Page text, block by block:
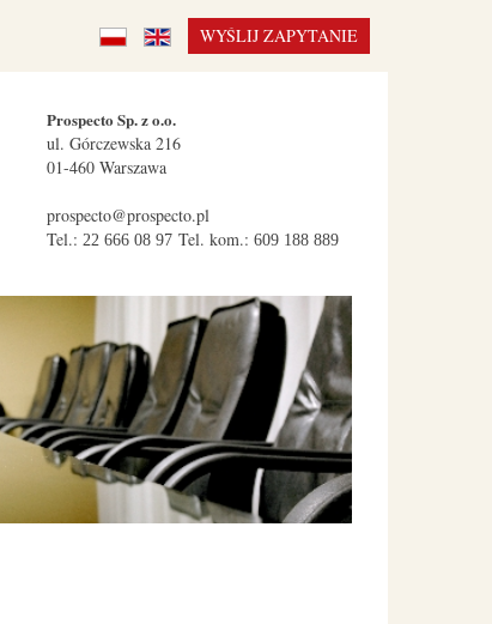
WYŚLIJ ZAPYTANIE
Prospecto Sp. z o.o.
ul. Górczewska 216
01-460 Warszawa
prospecto@prospecto.pl
Tel.: 22 666 08 97 Tel. kom.: 609 188 889